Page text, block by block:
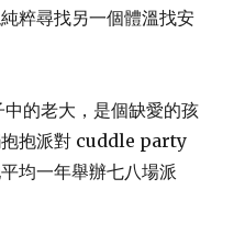
粹尋找另一個體溫找安
的老大，是個缺愛的孩
抱派對 cuddle party
均一年舉辦七八場派